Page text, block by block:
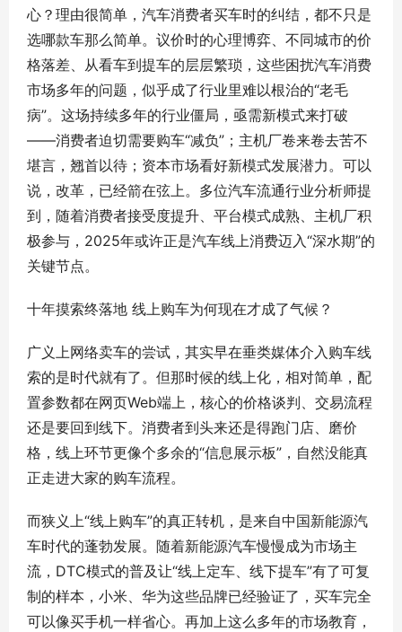
心？理由很简单，汽车消费者买车时的纠结，都不只是
选哪款车那么简单。议价时的心理博弈、不同城市的价
格落差、从看车到提车的层层繁琐，这些困扰汽车消费
市场多年的问题，似乎成了行业里难以根治的“老毛
病”。这场持续多年的行业僵局，亟需新模式来打破
——消费者迫切需要购车“减负”；主机厂卷来卷去苦不
堪言，翘首以待；资本市场看好新模式发展潜力。可以
说，改革，已经箭在弦上。多位汽车流通行业分析师提
到，随着消费者接受度提升、平台模式成熟、主机厂积
极参与，2025年或许正是汽车线上消费迈入“深水期”的
关键节点。
十年摸索终落地 线上购车为何现在才成了气候？
广义上网络卖车的尝试，其实早在垂类媒体介入购车线
索的是时代就有了。但那时候的线上化，相对简单，配
置参数都在网页Web端上，核心的价格谈判、交易流程
还是要回到线下。消费者到头来还是得跑门店、磨价
格，线上环节更像个多余的“信息展示板”，自然没能真
正走进大家的购车流程。
而狭义上“线上购车”的真正转机，是来自中国新能源汽
车时代的蓬勃发展。随着新能源汽车慢慢成为市场主
流，DTC模式的普及让“线上定车、线下提车”有了可复
制的样本，小米、华为这些品牌已经验证了，买车完全
可以像买手机一样省心。再加上这么多年的市场教育，